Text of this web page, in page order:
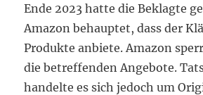
Ende 2023 hatte die Beklagte
Amazon behauptet, dass der
Produkte anbiete. Amazon
die betreffenden Angebote.
handelte es sich jedoch um